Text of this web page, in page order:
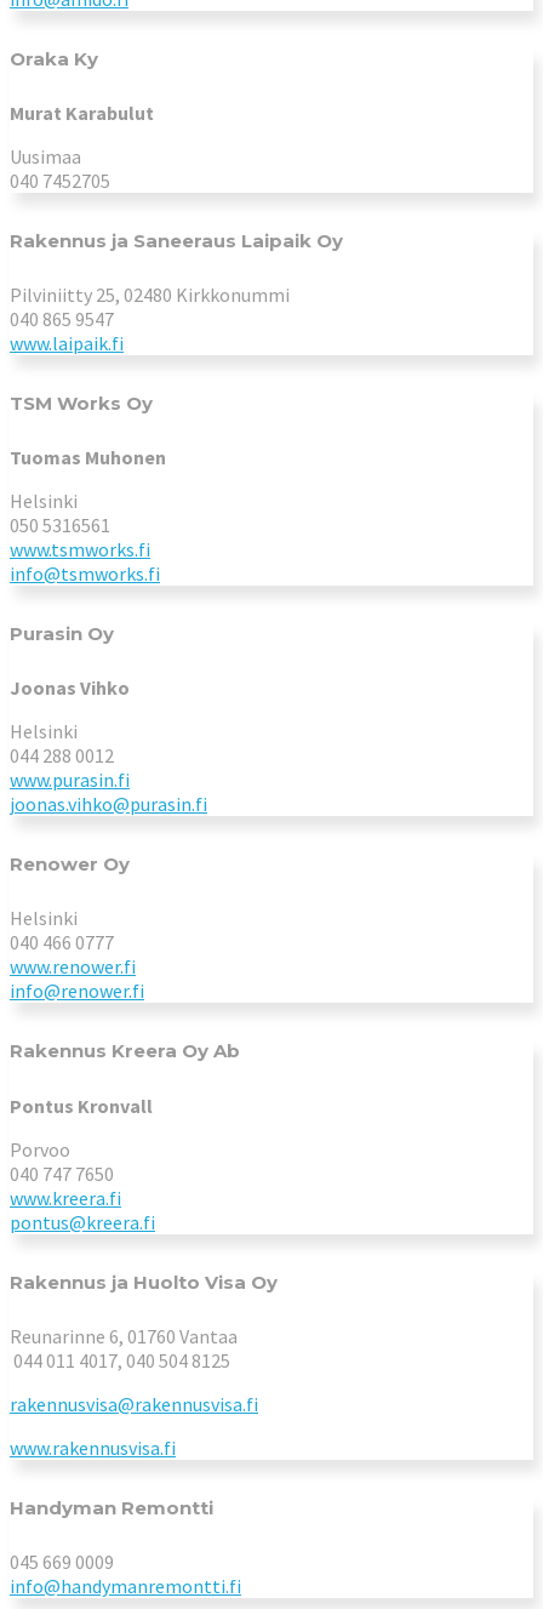
Oraka Ky
Murat Karabulut
Uusimaa
040 7452705
Rakennus ja Saneeraus Laipaik Oy
Pilviniitty 25, 02480 Kirkkonummi
040 865 9547
www.laipaik.fi
TSM Works Oy
Tuomas Muhonen
Helsinki
050 5316561
www.tsmworks.fi
info@tsmworks.fi
Purasin Oy
Joonas Vihko
Helsinki
044 288 0012
www.purasin.fi
joonas.vihko@purasin.fi
Renower Oy
Helsinki
040 466 0777
www.renower.fi
info@renower.fi
Rakennus Kreera Oy Ab
Pontus Kronvall
Porvoo
040 747 7650
www.kreera.fi
pontus@kreera.fi
Rakennus ja Huolto Visa Oy
Reunarinne 6, 01760 Vantaa
044 011 4017, 040 504 8125
rakennusvisa@rakennusvisa.fi
www.rakennusvisa.fi
Handyman Remontti
045 669 0009
info@handymanremontti.fi